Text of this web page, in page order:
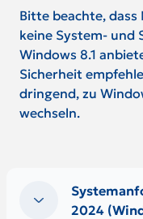
Bitte beachte,
keine System- und
Windows 8.1
Sicherheit
dringend, zu
wechseln.
2024